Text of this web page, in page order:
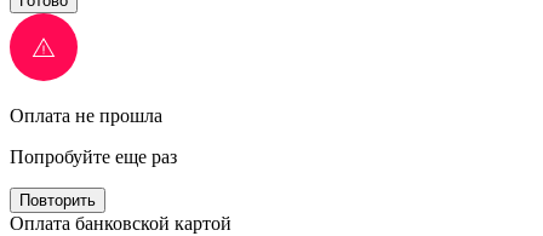
Оплата не прошла
Попробуйте еще раз
Повторить
Оплата банковской картой